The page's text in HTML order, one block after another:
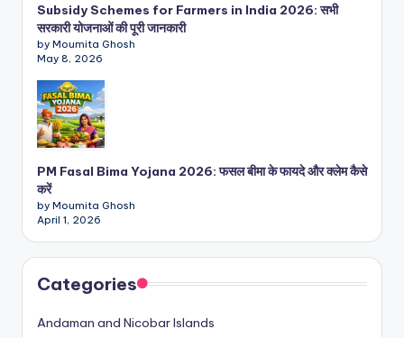
Subsidy Schemes for Farmers in India 2026: सभी
सरकारी योजनाओं की पूरी जानकारी
by Moumita Ghosh
May 8, 2026
PM Fasal Bima Yojana 2026: फसल बीमा के फायदे और क्लेम कैसे
करें
by Moumita Ghosh
April 1, 2026
Categories
Andaman and Nicobar Islands